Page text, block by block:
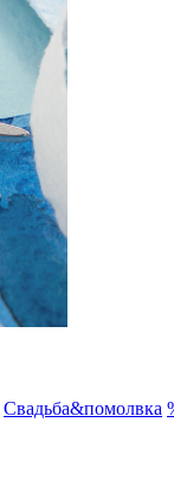
Свадьба&помолвка